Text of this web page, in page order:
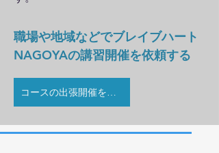
職場や地域などでブレイブハート
NAGOYAの講習開催を依頼する
コースの出張開催を依頼する